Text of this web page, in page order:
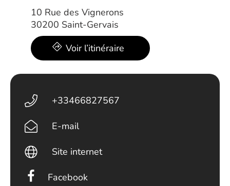
10 Rue des Vignerons
30200 Saint-Gervais
Voir l’itinéraire
+33466827567
E-mail
Site internet
Facebook